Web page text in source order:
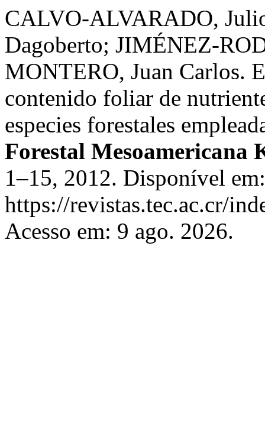
CALVO-ALVARADO,
Dagoberto; JIMÉNEZ-
MONTERO, Juan Carlos.
contenido foliar de
especies forestales
Forestal Mesoamericana
1–15, 2012. Disponível em:
https://revistas.tec.ac.cr/
Acesso em: 9 ago. 2026.